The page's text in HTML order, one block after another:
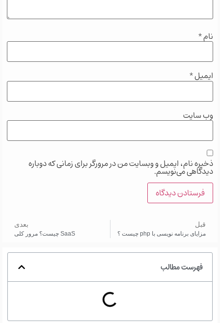
نام*
ایمیل*
وب‌ سایت
ذخیره نام، ایمیل و وبسایت من در مرورگر برای زمانی که دوباره
دیدگاهی می‌نویسم.
قبل
مزایای برنامه نویسی با php چیست ؟
بعدی
SaaS چیست؟ مرور کلی
فهرست مطالب